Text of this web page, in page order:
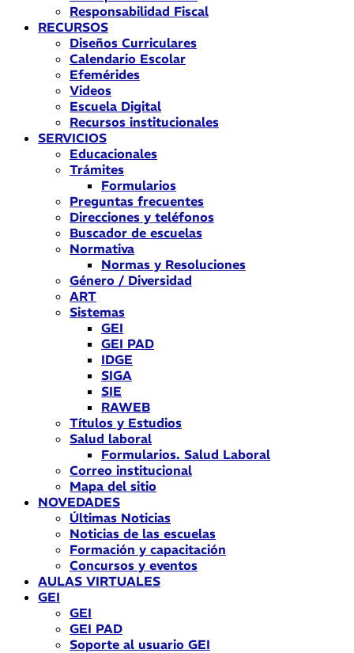
Responsabilidad Fiscal
RECURSOS
Diseños Curriculares
Calendario Escolar
Efemérides
Videos
Escuela Digital
Recursos institucionales
SERVICIOS
Educacionales
Trámites
Formularios
Preguntas frecuentes
Direcciones y teléfonos
Buscador de escuelas
Normativa
Normas y Resoluciones
Género / Diversidad
ART
Sistemas
GEI
GEI PAD
IDGE
SIGA
SIE
RAWEB
Títulos y Estudios
Salud laboral
Formularios. Salud Laboral
Correo institucional
Mapa del sitio
NOVEDADES
Últimas Noticias
Noticias de las escuelas
Formación y capacitación
Concursos y eventos
AULAS VIRTUALES
GEI
GEI
GEI PAD
Soporte al usuario GEI